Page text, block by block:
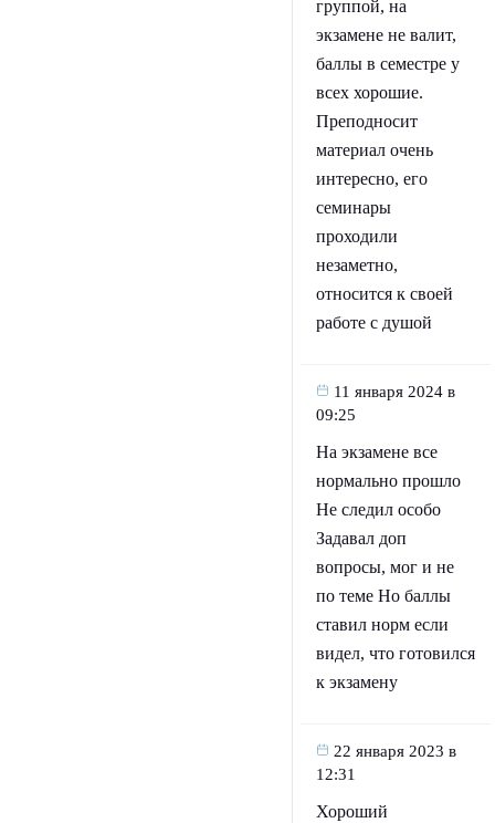
группой, на
экзамене не валит,
баллы в семестре у
всех хорошие.
Преподносит
материал очень
интересно, его
семинары
проходили
незаметно,
относится к своей
работе с душой
11 января 2024 в
09:25
На экзамене все
нормально прошло
Не следил особо
Задавал доп
вопросы, мог и не
по теме Но баллы
ставил норм если
видел, что готовился
к экзамену
22 января 2023 в
12:31
Хороший